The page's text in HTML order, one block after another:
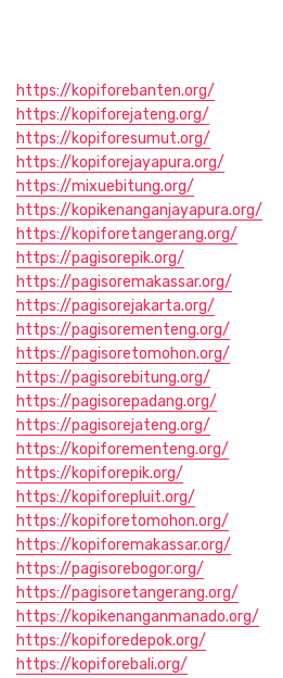
https://kopiforebanten.org/
https://kopiforejateng.org/
https://kopiforesumut.org/
https://kopiforejayapura.org/
https://mixuebitung.org/
https://kopikenanganjayapura.org/
https://kopiforetangerang.org/
https://pagisorepik.org/
https://pagisoremakassar.org/
https://pagisorejakarta.org/
https://pagisorementeng.org/
https://pagisoretomohon.org/
https://pagisorebitung.org/
https://pagisorepadang.org/
https://pagisorejateng.org/
https://kopiforementeng.org/
https://kopiforepik.org/
https://kopiforepluit.org/
https://kopiforetomohon.org/
https://kopiforemakassar.org/
https://pagisorebogor.org/
https://pagisoretangerang.org/
https://kopikenanganmanado.org/
https://kopiforedepok.org/
https://kopiforebali.org/